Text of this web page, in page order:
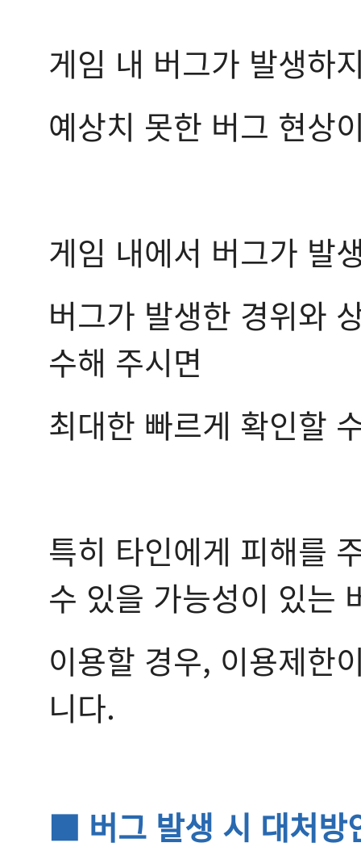
게임 내 버그가 발생하
예상치 못한 버그 현상
게임 내에서 버그가 발
버그가 발생한 경위와
수해 주시면
최대한 빠르게 확인할
특히 타인에게 피해를
수 있을 가능성이 있는
이용할 경우, 이용제한
니다.
■ 버그 발생 시 대처방